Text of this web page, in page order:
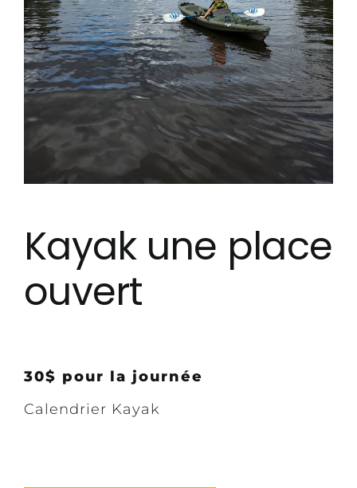
Kayak une place
ouvert
30$ pour la journée
Calendrier Kayak